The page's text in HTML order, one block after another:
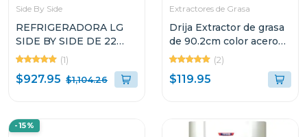
Side By Side
REFRIGERADORA LG
SIDE BY SIDE DE 22
CUFT COLOR NEGRO
SMART INVERTER
VS25LQIK
(1)
$927.95 $1,104.26
Extractores de Grasa
Drija Extractor de grasa
de 90.2cm color acero
compatto(2)
$119.95
-15%